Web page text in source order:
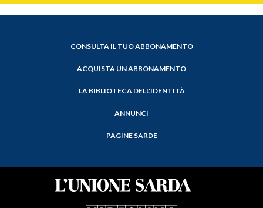
CONSULTA IL TUO ABBONAMENTO
ACQUISTA UN ABBONAMENTO
LA BIBLIOTECA DELL'IDENTITÀ
ANNUNCI
PAGINE SARDE